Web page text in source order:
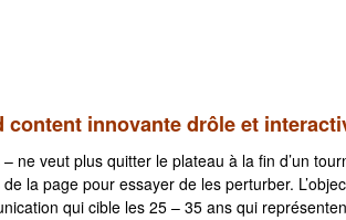
content innovante drôle et
ne veut plus quitter le plateau à la fin d’un
la page pour essayer de les perturber.
qui cible les 25 – 35 ans qui